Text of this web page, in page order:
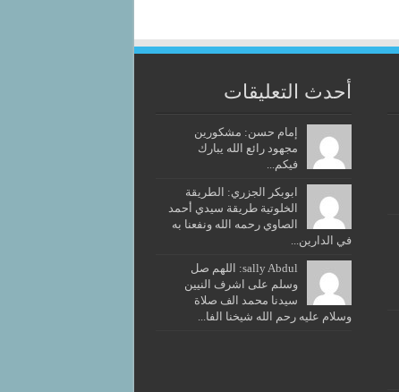
أحدث التعليقات
إمام حسن: مشكورين
مجهود رائع الله يبارك
فيكم...
ابوبكر الجزري: الطريقة
الخلوتية طريقة سيدي أحمد
الصاوي رحمه الله ونفعنا به
في الدارين...
sally Abdul: اللهم صل
وسلم على اشرف النيين
سيدنا محمد الف صلاة
وسلام عليه رحم الله شيخنا الفا...